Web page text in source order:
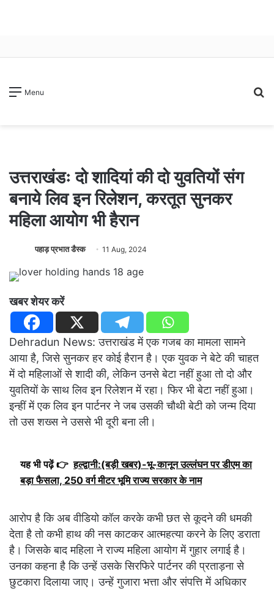
Menu
उत्तराखंडः दो शादियां की दो युवतियों संग
बनाये लिव इन रिलेशन, करतूत सुनकर
महिला आयोग भी हैरान
पहाड़ प्रभात डैस्क 11 Aug, 2024
खबर शेयर करें
Dehradun News: उत्तराखंड में एक गजब का मामला सामने
आया है, जिसे सुनकर हर कोई हैरान है। एक युवक ने बेटे की चाहत
में दो महिलाओं से शादी की, लेकिन उनसे बेटा नहीं हुआ तो दो और
युवतियों के साथ लिव इन रिलेशन में रहा। फिर भी बेटा नहीं हुआ।
इन्हीं में एक लिव इन पार्टनर ने जब उसकी चौथी बेटी को जन्म दिया
तो उस शख्स ने उससे भी दूरी बना ली।
यह भी पढ़ें 👉 हल्द्वानी:(बड़ी खबर)-भू-कानून उल्लंघन पर डीएम का
बड़ा फैसला, 250 वर्ग मीटर भूमि राज्य सरकार के नाम
आरोप है कि अब वीडियो कॉल करके कभी छत से कूदने की धमकी
देता है तो कभी हाथ की नस काटकर आत्महत्या करने के लिए डराता
है। जिसके बाद महिला ने राज्य महिला आयोग में गुहार लगाई है।
उनका कहना है कि उन्हें उसके सिरफिरे पार्टनर की प्रताड़ना से
छुटकारा दिलाया जाए। उन्हें गुजारा भत्ता और संपत्ति में अधिकार